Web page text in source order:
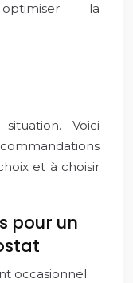
la
Voici
et à choisir
pour un
occasionnel.